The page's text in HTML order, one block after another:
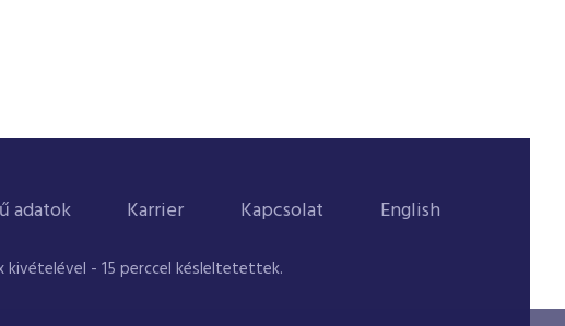
adatok Karrier Kapcsolat English
kivételével - 15 perccel késleltetettek.